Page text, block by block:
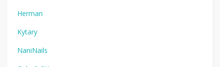
Herman
Kytary
NaniNails